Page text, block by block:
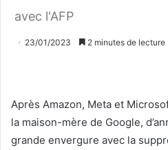
avec l'AFP
23/01/2023 2 minutes de lecture
Après Amazon, Meta et
la maison-mère de Google,
grande envergure avec la